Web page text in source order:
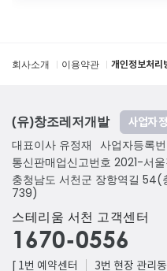
회사소개 이용약관 개인정보처리
(유)창조레저개발
대표이사 유정재 사업자등록
통신판매업신고번호 2021-서
충청남도 서천군 장항역길 54(
739)
스테리움 서천 고객센터
1670-0556
1번 예약센터 3번 현장 관리동